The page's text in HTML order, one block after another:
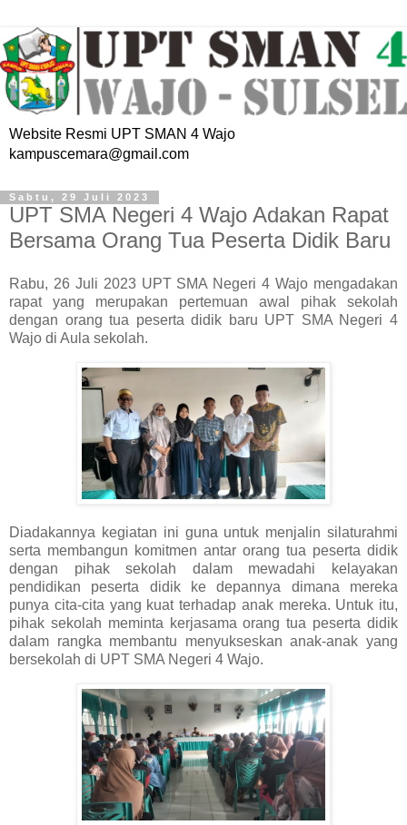
Website Resmi UPT SMAN 4 Wajo
kampuscemara@gmail.com
Sabtu, 29 Juli 2023
UPT SMA Negeri 4 Wajo Adakan Rapat
Bersama Orang Tua Peserta Didik Baru
Rabu, 26 Juli 2023 UPT SMA Negeri 4 Wajo mengadakan
rapat yang merupakan pertemuan awal pihak sekolah
dengan orang tua peserta didik baru UPT SMA Negeri 4
Wajo di Aula sekolah.
Diadakannya kegiatan ini guna untuk menjalin silaturahmi
serta membangun komitmen antar orang tua peserta didik
dengan pihak sekolah dalam mewadahi kelayakan
pendidikan peserta didik ke depannya dimana mereka
punya cita-cita yang kuat terhadap anak mereka. Untuk itu,
pihak sekolah meminta kerjasama orang tua peserta didik
dalam rangka membantu menyukseskan anak-anak yang
bersekolah di UPT SMA Negeri 4 Wajo.